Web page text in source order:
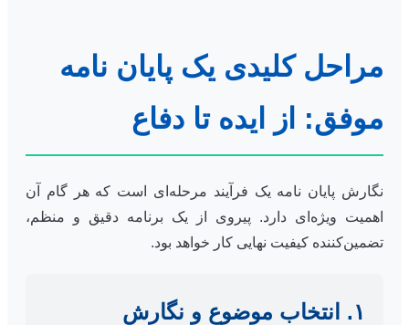
مراحل کلیدی یک پایان نامه
موفق: از ایده تا دفاع
نگارش پایان نامه یک فرآیند مرحله‌ای است که هر گام آن
اهمیت ویژه‌ای دارد. پیروی از یک برنامه دقیق و منظم،
تضمین‌کننده کیفیت نهایی کار خواهد بود.
۱. انتخاب موضوع و نگارش